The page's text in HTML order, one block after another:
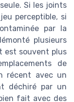
Si les joints
perceptible, si
par la
plusieurs
est souvent plus
de
récent avec un
déchiré par un
fait avec des